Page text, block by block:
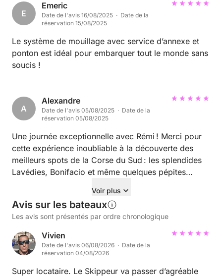
E
Emeric
Date de l'avis 16/08/2025 · Date de la
réservation 15/08/2025
Le système de mouillage avec service d’annexe et
ponton est idéal pour embarquer tout le monde sans
soucis !
A
Alexandre
Date de l'avis 05/08/2025 · Date de la
réservation 05/08/2025
Une journée exceptionnelle avec Rémi ! Merci pour
cette expérience inoubliable à la découverte des
meilleurs spots de la Corse du Sud : les splendides
Lavédies, Bonifacio et même quelques pépites
allier passion, connaissance et bonne humeur tout au
long du parcours. Une organisation au top, des
paysages à couper le souffle et une ambiance
conviviale qui donnent envie de revenir enc
Voir plus
Avis sur les bateaux
Les avis sont présentés par ordre chronologique
Vivien
Date de l'avis 06/08/2026 · Date de la
réservation 04/08/2026
Super locataire. Le Skippeur va passer d’agréable